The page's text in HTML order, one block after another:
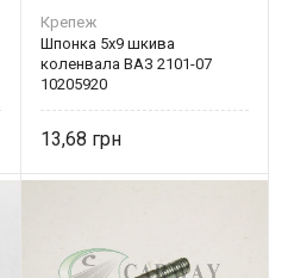
Крепеж
Шпонка 5х9 шкива
коленвала ВАЗ 2101-07
10205920
13,68